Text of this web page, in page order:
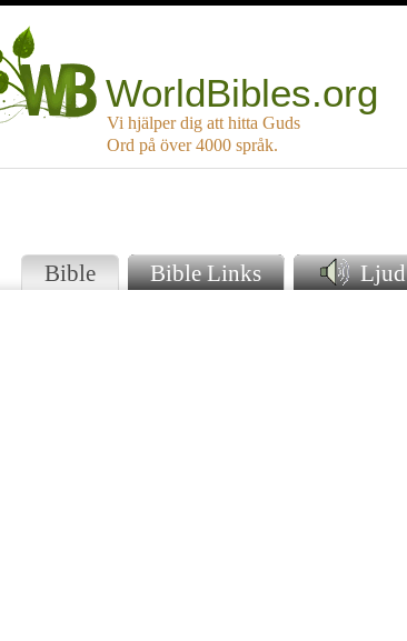
WorldBibles.org
Vi hjälper dig att hitta Guds
Ord på över 4000 språk.
Bible Bible Links Ljud